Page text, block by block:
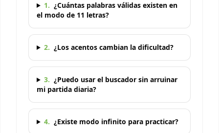
1. ¿Cuántas palabras válidas existen en
el modo de 11 letras?
2. ¿Los acentos cambian la dificultad?
3. ¿Puedo usar el buscador sin arruinar
mi partida diaria?
4. ¿Existe modo infinito para practicar?